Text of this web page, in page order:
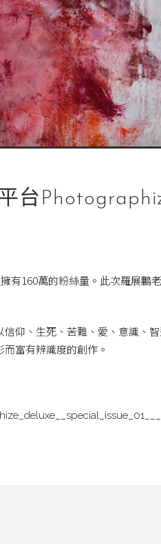
台
有160萬的粉絲量。此次羅展鵬
仰、生死、苦難、愛、意識、
富有辨識度的創作。